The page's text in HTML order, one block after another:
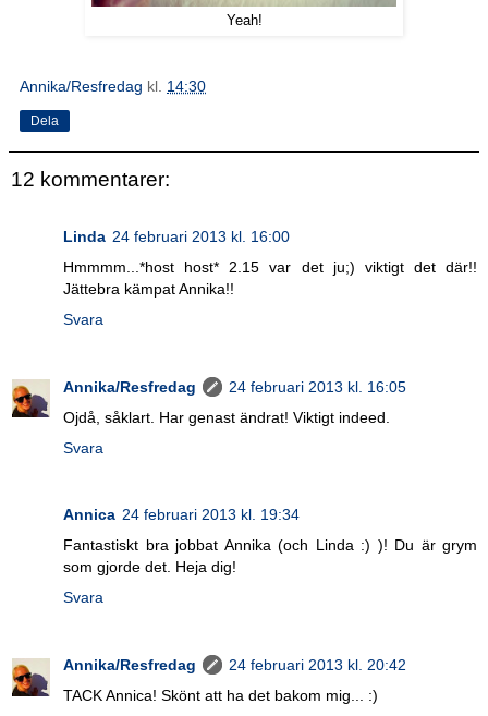
Yeah!
Annika/Resfredag kl. 14:30
Dela
12 kommentarer:
Linda 24 februari 2013 kl. 16:00
Hmmmm...*host host* 2.15 var det ju;) viktigt det där!!
Jättebra kämpat Annika!!
Svara
Annika/Resfredag
24 februari 2013 kl. 16:05
Ojdå, såklart. Har genast ändrat! Viktigt indeed.
Svara
Annica 24 februari 2013 kl. 19:34
Fantastiskt bra jobbat Annika (och Linda :) )! Du är grym
som gjorde det. Heja dig!
Svara
Annika/Resfredag
24 februari 2013 kl. 20:42
TACK Annica! Skönt att ha det bakom mig... :)